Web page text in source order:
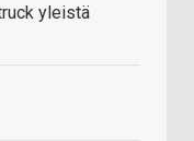
yleistä